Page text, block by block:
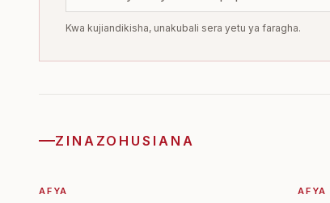
Kwa kujiandikisha, unakubali sera yetu ya faragha.
ZINAZOHUSIANA
AFYA AFYA